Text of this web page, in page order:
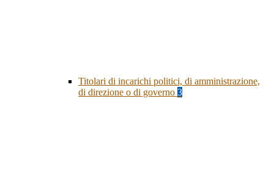
Titolari di incarichi politici, di amministrazione,
di direzione o di governo 3